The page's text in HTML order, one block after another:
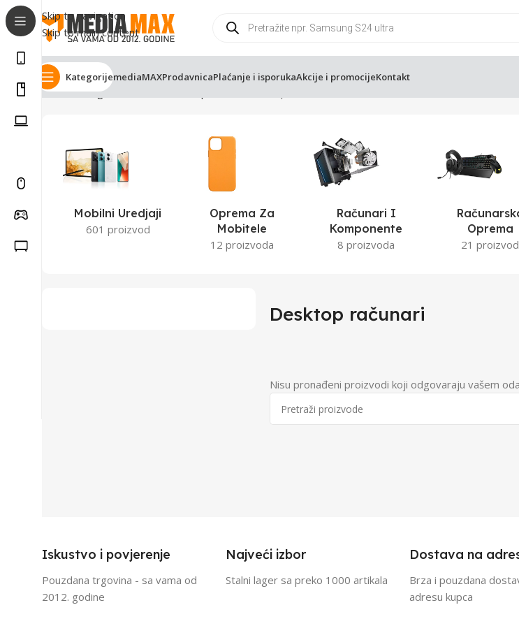
Skip to navigation
Skip to main content
KategorijemediaMAXProdavnicaPlaćanje i isporukaAkcije i promocijeKontakt
Početna Trgovina
Mobilni Uredjaji
601 proizvod
Oprema Za
Mobitele
12 proizvoda
Računari I
Komponente
8 proizvoda
Oprema
21 proizvod
Desktop računari
Nisu pronađeni proizvodi koji odgovaraju vašem
Iskustvo i povjerenje
Pouzdana trgovina - sa vama od
2012. godine
Najveći izbor
Stalni lager sa preko 1000 artikala
Dostava na
Brza i pouzdana
adresu kupca